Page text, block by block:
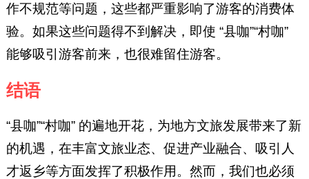
作不规范等问题，这些都严重影响了游客的消费体
验。如果这些问题得不到解决，即使 “县咖”“村咖”
能够吸引游客前来，也很难留住游客。
结语
“县咖”“村咖” 的遍地开花，为地方文旅发展带来了新
的机遇，在丰富文旅业态、促进产业融合、吸引人
才返乡等方面发挥了积极作用。然而，我们也必须